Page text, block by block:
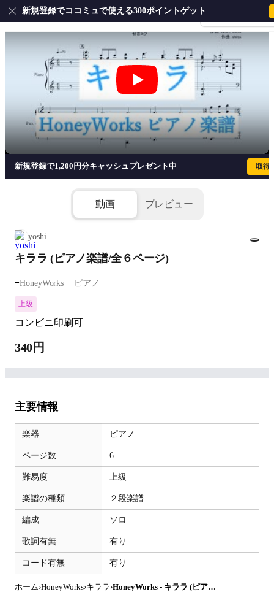
会員登録・ログイ
新規登録でココミュで使える300ポイントゲット
キララ (ピアノ楽譜/全６ページ) -
新規登録で1,200円分キャッシュプレゼント中 取得
動画 プレビュー
yoshi
キララ (ピアノ楽譜/全６ページ)
-HoneyWorks ピアノ
上級
コンビニ印刷可
340円
主要情報
楽器 ピアノ
ページ数 6
難易度 上級
楽譜の種類 ２段楽譜
編成 ソロ
歌詞有無 有り
コード有無 有り
ホーム›HoneyWorks›キララ › HoneyWorks - キララ (ピアノ楽譜/全６ページ) by yoshi